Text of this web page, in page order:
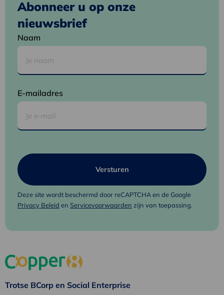
Abonneer u op onze
nieuwsbrief
Naam
E-mailadres
Deze site wordt beschermd door reCAPTCHA en de Google
Privacy Beleid en Servicevoorwaarden zijn van toepassing.
Trotse BCorp en Social Enterprise